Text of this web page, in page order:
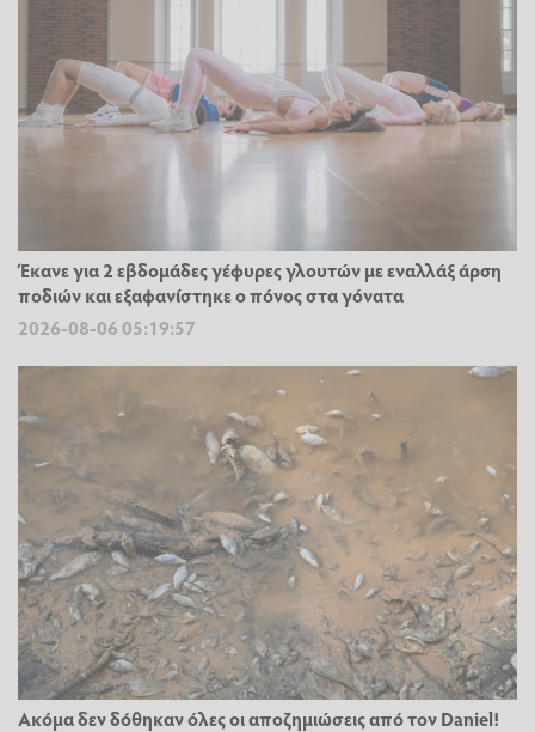
Έκανε για 2 εβδομάδες γέφυρες γλουτών με εναλλάξ άρση
ποδιών και εξαφανίστηκε ο πόνος στα γόνατα
2026-08-06 05:19:57
Ακόμα δεν δόθηκαν όλες οι αποζημιώσεις από τον Daniel!